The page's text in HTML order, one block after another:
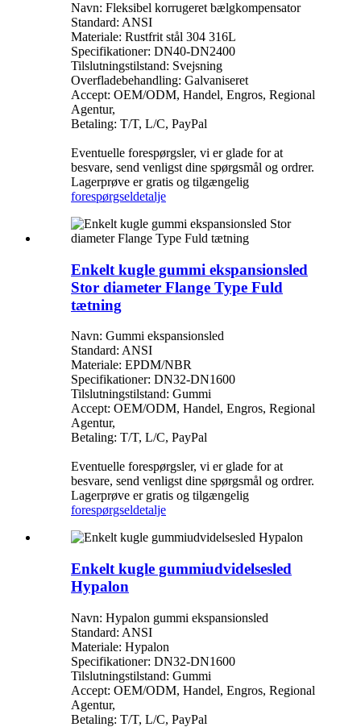
Navn: Fleksibel korrugeret bælgkompensator
Standard: ANSI
Materiale: Rustfrit stål 304 316L
Specifikationer: DN40-DN2400
Tilslutningstilstand: Svejsning
Overfladebehandling: Galvaniseret
Accept: OEM/ODM, Handel, Engros, Regional
Agentur,
Betaling: T/T, L/C, PayPal
Eventuelle forespørgsler, vi er glade for at
besvare, send venligst dine spørgsmål og ordrer.
Lagerprøve er gratis og tilgængelig
forespørgseldetalje
Enkelt kugle gummi ekspansionsled
Stor diameter Flange Type Fuld
tætning
Navn: Gummi ekspansionsled
Standard: ANSI
Materiale: EPDM/NBR
Specifikationer: DN32-DN1600
Tilslutningstilstand: Gummi
Accept: OEM/ODM, Handel, Engros, Regional
Agentur,
Betaling: T/T, L/C, PayPal
Eventuelle forespørgsler, vi er glade for at
besvare, send venligst dine spørgsmål og ordrer.
Lagerprøve er gratis og tilgængelig
forespørgseldetalje
Enkelt kugle gummiudvidelsesled
Hypalon
Navn: Hypalon gummi ekspansionsled
Standard: ANSI
Materiale: Hypalon
Specifikationer: DN32-DN1600
Tilslutningstilstand: Gummi
Accept: OEM/ODM, Handel, Engros, Regional
Agentur,
Betaling: T/T, L/C, PayPal